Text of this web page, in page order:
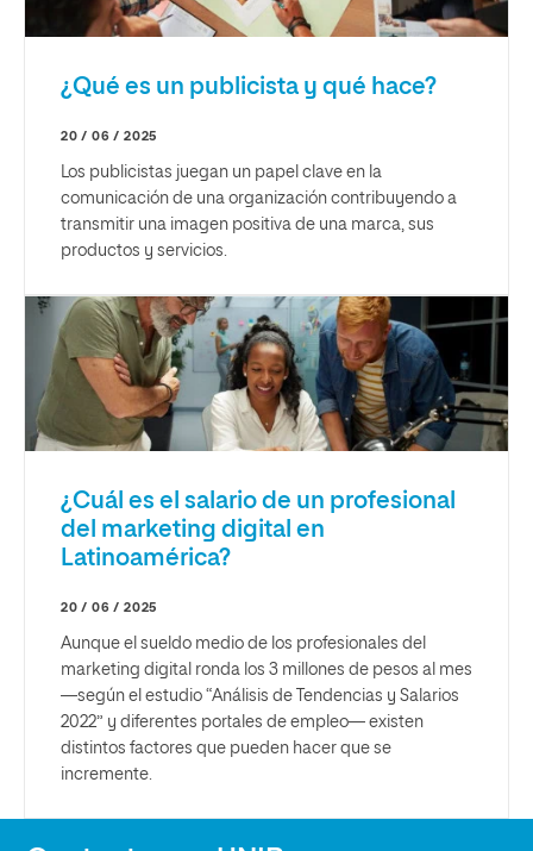
¿Qué es un publicista y qué hace?
20 / 06 / 2025
Los publicistas juegan un papel clave en la
comunicación de una organización contribuyendo a
transmitir una imagen positiva de una marca, sus
productos y servicios.
¿Cuál es el salario de un profesional
del marketing digital en
Latinoamérica?
20 / 06 / 2025
Aunque el sueldo medio de los profesionales del
marketing digital ronda los 3 millones de pesos al mes
—según el estudio “Análisis de Tendencias y Salarios
2022” y diferentes portales de empleo— existen
distintos factores que pueden hacer que se
incremente.